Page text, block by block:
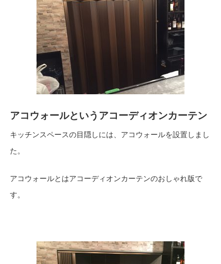
アコウォールというアコーディオンカーテン
キッチンスペースの目隠しには、アコウォールを設置しまし
た。
アコウォールとはアコーディオンカーテンのおしゃれ版で
す。